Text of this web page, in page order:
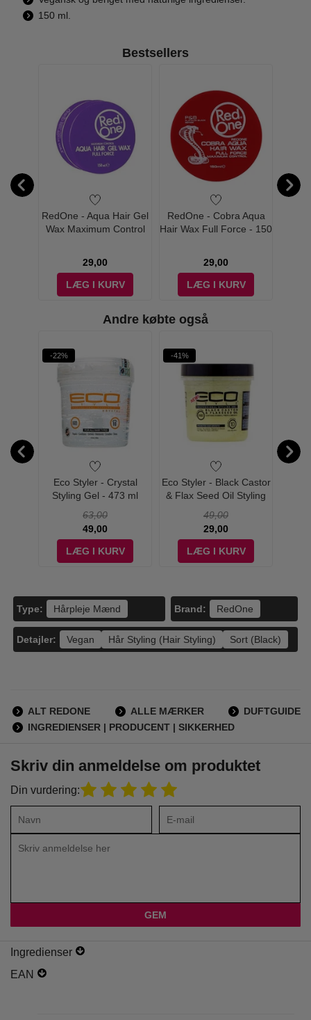
150 ml.
Bestsellers
RedOne - Aqua Hair Gel
Wax Maximum Control
29,00
LÆG I KURV
RedOne - Cobra Aqua
Hair Wax Full Force - 150
29,00
LÆG I KURV
Andre købte også
-22%
Eco Styler - Crystal
Styling Gel - 473 ml
63,00
49,00
LÆG I KURV
-41%
Eco Styler - Black Castor
& Flax Seed Oil Styling
49,00
29,00
LÆG I KURV
Type: Hårpleje Mænd Brand: RedOne
Detajler: Vegan Hår Styling (Hair Styling) Sort (Black)
ALT REDONE ALLE MÆRKER
DUFTGUIDE
INGREDIENSER | PRODUCENT | SIKKERHED
Skriv din anmeldelse om produktet
Din vurdering:
Ingredienser
EAN